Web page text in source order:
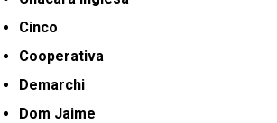
Cinco
Cooperativa
Demarchi
Dom Jaime